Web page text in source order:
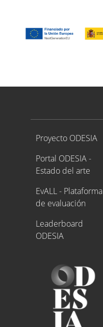
Proyecto ODESIA
Proyecto ODESIA
Portal ODESIA -
Estado del arte
EvALL - Plataforma
de evaluación
Leaderboard
ODESIA